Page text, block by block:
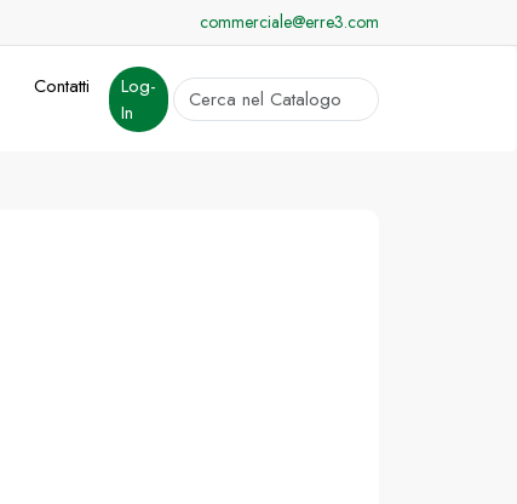
commerciale@erre3.com
Contatti
Log-
In
cerca